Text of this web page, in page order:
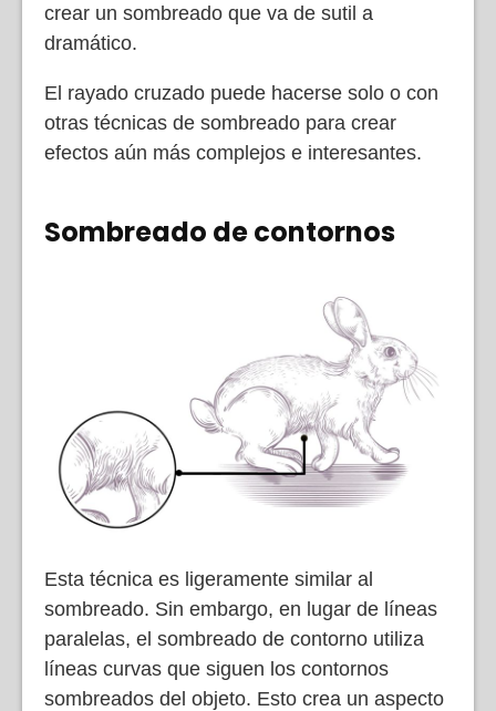
crear un sombreado que va de sutil a
dramático.
El rayado cruzado puede hacerse solo o con
otras técnicas de sombreado para crear
efectos aún más complejos e interesantes.
Sombreado de contornos
Esta técnica es ligeramente similar al
sombreado. Sin embargo, en lugar de líneas
paralelas, el sombreado de contorno utiliza
líneas curvas que siguen los contornos
sombreados del objeto. Esto crea un aspecto